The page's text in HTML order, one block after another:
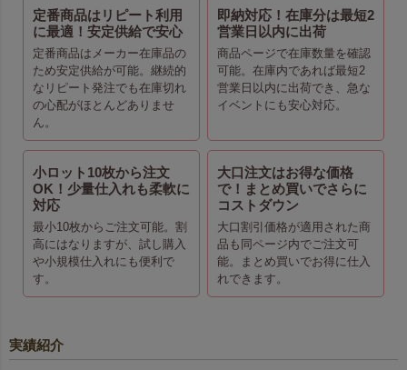
定番商品はリピート利用
に最適！安定供給で安心
定番商品はメーカー在庫品の
ため安定供給が可能。継続的
なリピート発注でも在庫切れ
の心配がほとんどありませ
ん。
即納対応！在庫分は最短2
営業日以内に出荷
商品ページで在庫数量を確認
可能。在庫内であれば最短2
営業日以内に出荷でき、急な
イベントにも安心対応。
小ロット10枚から注文
OK！少量仕入れも柔軟に
対応
最小10枚からご注文可能。割
高にはなりますが、試し購入
や小規模仕入れにも便利で
す。
大口注文はお得な価格
で！まとめ買いでさらに
コストダウン
大口割引価格が適用された商
品も同ページ内でご注文可
能。まとめ買いでお得に仕入
れできます。
実績紹介